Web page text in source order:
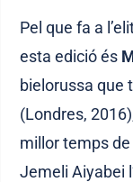
Pel que fa a
esta edició és
bielorussa que
(Londres,
millor temps
Jemeli Aiyabei